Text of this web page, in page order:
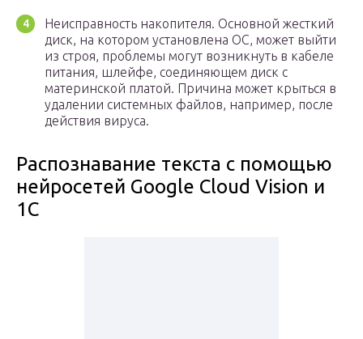
Неисправность накопителя. Основной жесткий
диск, на котором установлена ОС, может выйти
из строя, проблемы могут возникнуть в кабеле
питания, шлейфе, соединяющем диск с
материнской платой. Причина может крыться в
удалении системных файлов, например, после
действия вируса.
Распознавание текста с помощью
нейросетей Google Cloud Vision и
1С